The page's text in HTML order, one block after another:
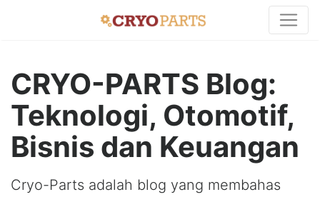
CRYO-PARTS Blog:
Teknologi, Otomotif,
Bisnis dan Keuangan
Cryo-Parts adalah blog yang membahas